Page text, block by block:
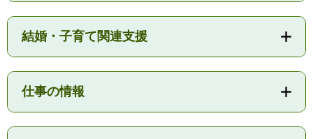
とじる
結婚・子育て関連支援
仕事の情報